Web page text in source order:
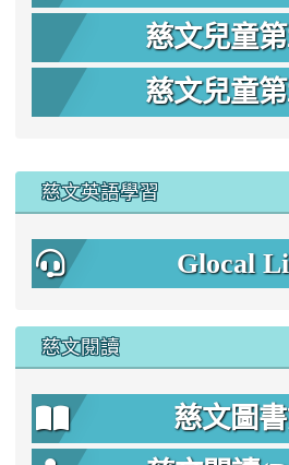
慈文兒童
慈文兒童
::: 慈文英語學習
Glocal
慈文閱讀
慈文圖